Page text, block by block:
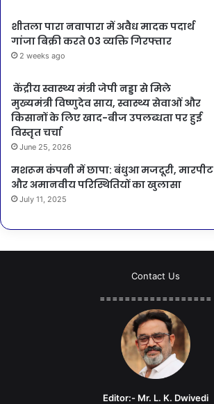
शीतला पारा नवापारा में अवैध मादक पदार्थ
गांजा बिक्री करते 03 व्यक्ति गिरफ्तार
2 weeks ago
केंद्रीय स्वास्थ्य मंत्री जेपी नड्डा से मिले
मुख्यमंत्री विष्णुदेव साय, स्वास्थ्य सेवाओं और
किसानों के लिए खाद-बीज उपलब्धता पर हुई
विस्तृत चर्चा
June 25, 2026
मशरूम कंपनी में छापा: बंधुआ मजदूरी, मारपीट
और अमानवीय परिस्थितियों का खुलासा
July 11, 2025
Contact Us
==================
Editor:- Mr. L. K. Dwivedi